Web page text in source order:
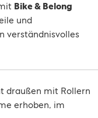
Bike & Belong
und
verständnisvolles